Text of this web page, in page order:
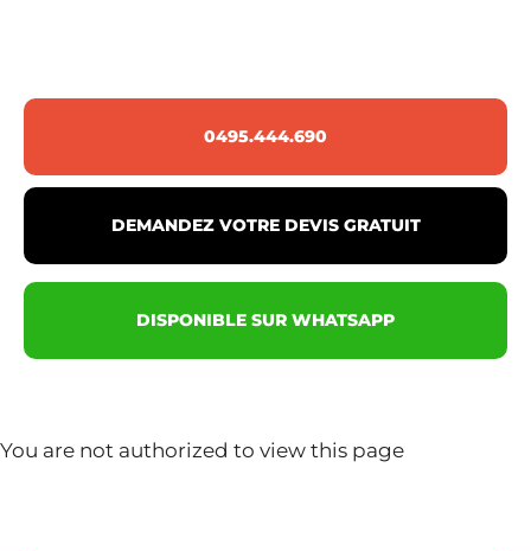
0495.444.690
DEMANDEZ VOTRE DEVIS GRATUIT
DISPONIBLE SUR WHATSAPP
You are not authorized to view this page